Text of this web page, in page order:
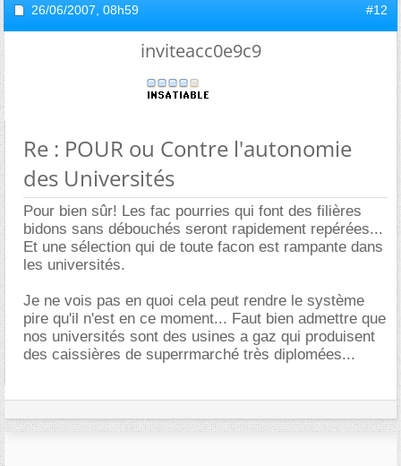
26/06/2007, 08h59 #12
inviteacc0e9c9
Re : POUR ou Contre l'autonomie
des Universités
Pour bien sûr! Les fac pourries qui font des filières
bidons sans débouchés seront rapidement repérées...
Et une sélection qui de toute facon est rampante dans
les universités.
Je ne vois pas en quoi cela peut rendre le système
pire qu'il n'est en ce moment... Faut bien admettre que
nos universités sont des usines a gaz qui produisent
des caissières de superrmarché très diplomées...